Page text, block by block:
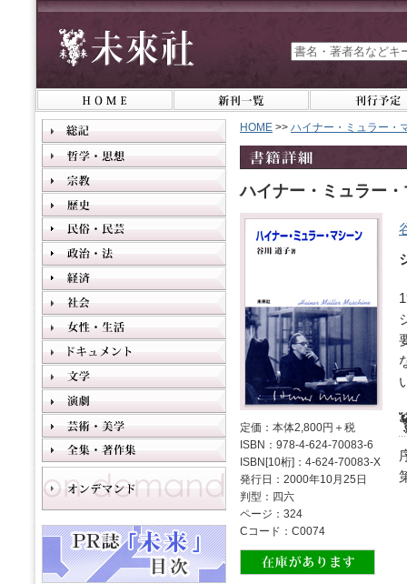
HOME >> ハイナー・ミュラー・
ハイナー・ミュラー
定価：本体2,800円＋税
ISBN：978-4-624-70083-6
ISBN[10桁]：4-624-70083-X
発行日：2000年10月25日
判型：四六
ページ：324
Cコード：C0074